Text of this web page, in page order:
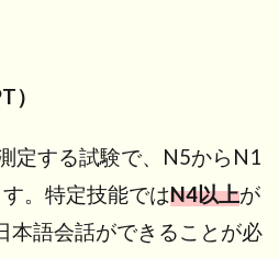
）
定する試験で、N5からN1
。特定技能ではN4以上が
本語会話ができることが必